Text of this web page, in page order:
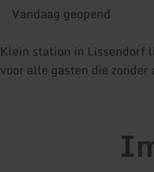
Vandaag geopend
Klein station in Lissendorf
voor alle gasten die